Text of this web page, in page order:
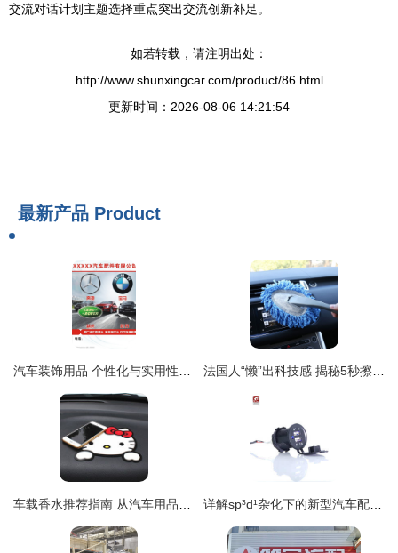
交流对话计划主题选择重点突出交流创新补足。
如若转载，请注明出处：
http://www.shunxingcar.com/product/86.html
更新时间：2026-08-06 14:21:54
最新产品 Product